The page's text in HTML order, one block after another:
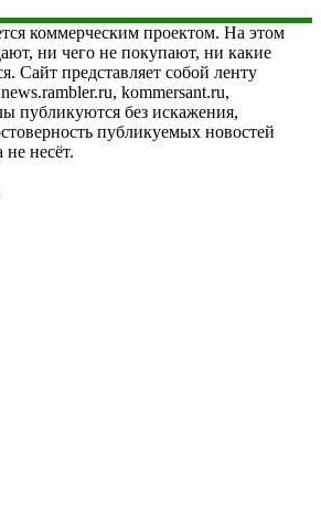
коммерческим проектом. На этом
ни чего не покупают, ни какие
Сайт представляет собой ленту
kommersant.ru,
публикуются без искажения,
публикуемых новостей
несёт.